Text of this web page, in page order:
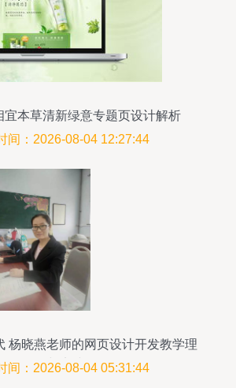
宜本草清新绿意专题页设计解析
间：2026-08-04 12:27:44
杨晓燕老师的网页设计开发教学理
念与实践
间：2026-08-04 05:31:44